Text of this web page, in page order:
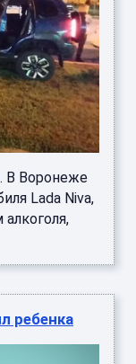
В Воронеже
Lada Niva,
ребенка